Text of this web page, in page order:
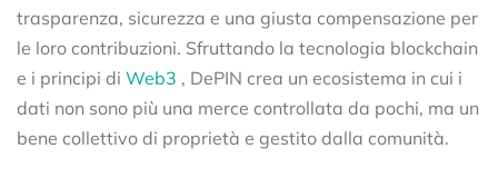
trasparenza, sicurezza e una giusta compensazione per
le loro contribuzioni. Sfruttando la tecnologia blockchain
e i principi di Web3 , DePIN crea un ecosistema in cui i
dati non sono più una merce controllata da pochi, ma un
bene collettivo di proprietà e gestito dalla comunità.